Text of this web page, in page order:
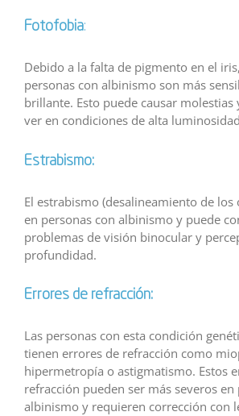
Fotofobia:
Debido a la falta de pigmento en el
personas con albinismo son más
brillante. Esto puede causar
ver en condiciones de alta
Estrabismo:
El estrabismo (desalineamiento de los
en personas con albinismo y puede
problemas de visión binocular y
profundidad.
Errores de refracción:
Las personas con esta condición
tienen errores de refracción como
hipermetropía o astigmatismo. Estos
refracción pueden ser más severos en
albinismo y requieren corrección con